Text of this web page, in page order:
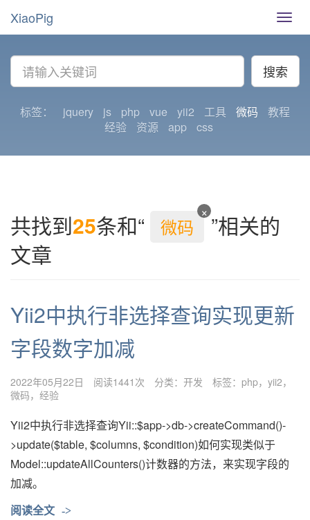
导
航
换
XiaoPig
搜索
标签： jquery js php vue yii2 工具 微码
教程
经验
资源 app css
共找到25条和“ 微码
× ”相关的
文章
Yii2中执行非选择查询实现更新
字段数字加减
2022年05月22日 阅读1441次 分类： 开发 标签： php
yii2
微码
经验
Yii2中执行非选择查询Yii::$app->db->createCommand()-
>update($table, $columns, $condition)如何实现类似于
Model::updateAllCounters()计数器的方法，来实现字段的
加减。
阅读全文 ->